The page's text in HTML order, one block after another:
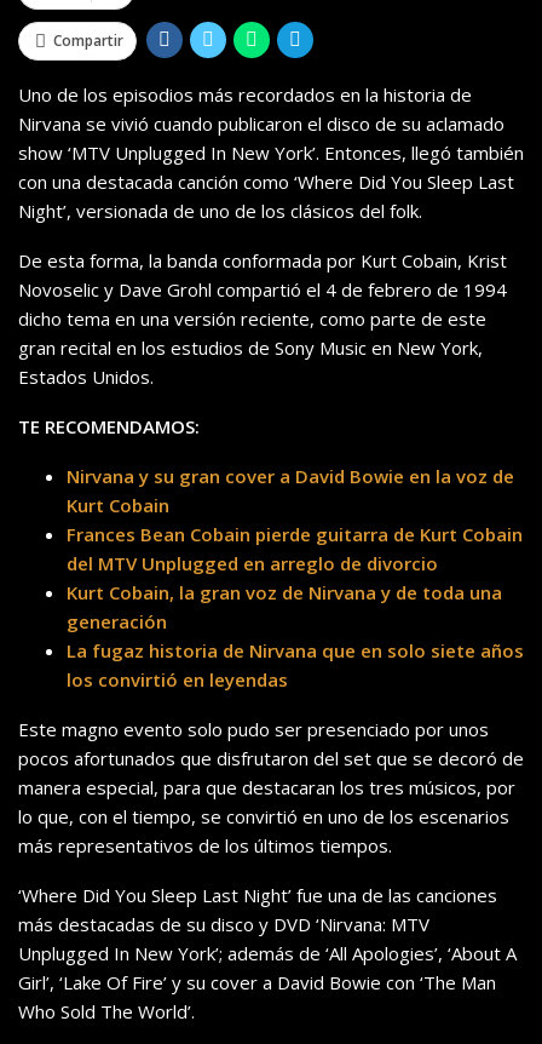
Compartir
Uno de los episodios más recordados en la historia de
Nirvana se vivió cuando publicaron el disco de su aclamado
show ‘MTV Unplugged In New York’. Entonces, llegó también
con una destacada canción como ‘Where Did You Sleep Last
Night’, versionada de uno de los clásicos del folk.
De esta forma, la banda conformada por Kurt Cobain, Krist
Novoselic y Dave Grohl compartió el 4 de febrero de 1994
dicho tema en una versión reciente, como parte de este
gran recital en los estudios de Sony Music en New York,
Estados Unidos.
TE RECOMENDAMOS:
Nirvana y su gran cover a David Bowie en la voz de
Kurt Cobain
Frances Bean Cobain pierde guitarra de Kurt Cobain
del MTV Unplugged en arreglo de divorcio
Kurt Cobain, la gran voz de Nirvana y de toda una
generación
La fugaz historia de Nirvana que en solo siete años
los convirtió en leyendas
Este magno evento solo pudo ser presenciado por unos
pocos afortunados que disfrutaron del set que se decoró de
manera especial, para que destacaran los tres músicos, por
lo que, con el tiempo, se convirtió en uno de los escenarios
más representativos de los últimos tiempos.
‘Where Did You Sleep Last Night’ fue una de las canciones
más destacadas de su disco y DVD ‘Nirvana: MTV
Unplugged In New York’; además de ‘All Apologies’, ‘About A
Girl’, ‘Lake Of Fire’ y su cover a David Bowie con ‘The Man
Who Sold The World’.